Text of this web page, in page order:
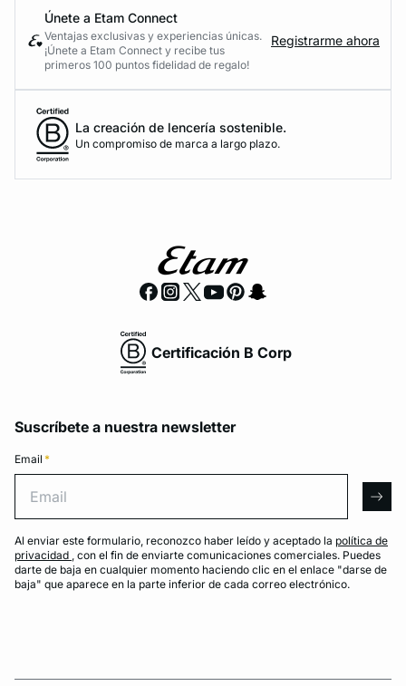
Únete a Etam Connect
Ventajas exclusivas y experiencias únicas.
¡Únete a Etam Connect y recibe tus
primeros 100 puntos fidelidad de regalo!
Registrarme ahora
La creación de lencería sostenible.
Un compromiso de marca a largo plazo.
Certificación B Corp
Suscríbete a nuestra newsletter
Email *
Al enviar este formulario, reconozco haber leído y aceptado la política de
privacidad , con el fin de enviarte comunicaciones comerciales. Puedes
darte de baja en cualquier momento haciendo clic en el enlace "darse de
baja" que aparece en la parte inferior de cada correo electrónico.